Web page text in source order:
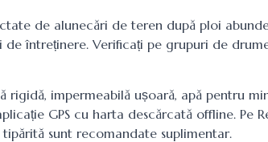
de alunecări de teren după ploi
întreținere. Verificați pe grupuri de
rigidă, impermeabilă ușoară, apă pentru
GPS cu harta descărcată offline. Pe
sunt recomandate suplimentar.